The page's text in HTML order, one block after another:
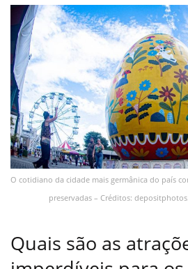
O cotidiano da cidade mais germânica do país
preservadas – Créditos:
Quais são as